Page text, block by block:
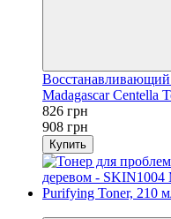
Madagascar Centella
826 грн
908 грн
Купить